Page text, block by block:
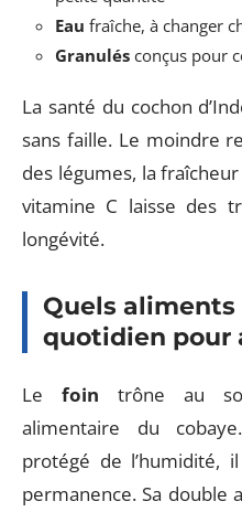
Eau fraîche, à changer
Granulés conçus pour
La santé du cochon
sans faille. Le moindre
des légumes, la
vitamine C laisse des
longévité.
Quels
quotidien pour
Le foin trône au
alimentaire du
protégé de l’humidité,
permanence. Sa double